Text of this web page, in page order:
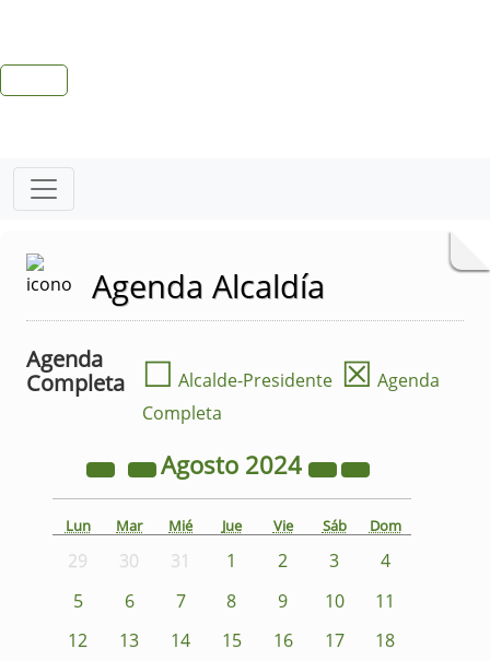
Agenda Alcaldía
Agenda
Completa
☐ Alcalde-Presidente ☒ Agenda
Completa
Agosto 2024
Lun Mar Mié Jue Vie Sáb Dom
29 30 31 1 2 3
4
5
6 7 8 9 10
11
12
13 14 15 16 17
18